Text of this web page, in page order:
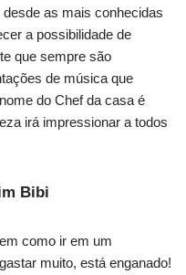
as mais conhecidas
a possibilidade de
que sempre são
de música que
do Chef da casa é
irá impressionar a todos
Bibi
como ir em um
muito, está enganado!